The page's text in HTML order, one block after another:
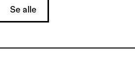
Se alle